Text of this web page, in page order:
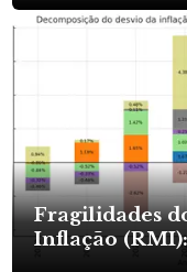
Fragilidades
Inflação